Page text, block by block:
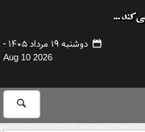
دوشنبه ۱۹ مرداد ۱۴۰۵ -
Aug 10 2026